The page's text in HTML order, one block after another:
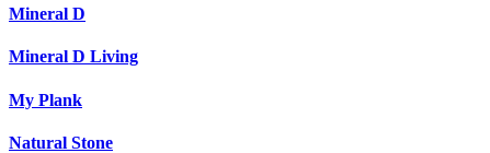
Mineral D
Mineral D Living
My Plank
Natural Stone